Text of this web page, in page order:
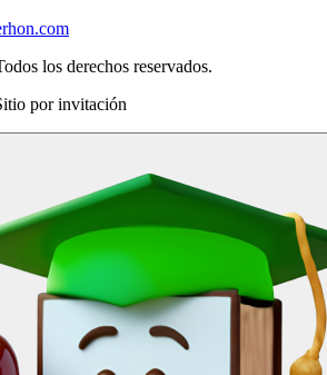
los derechos reservados.
por invitación